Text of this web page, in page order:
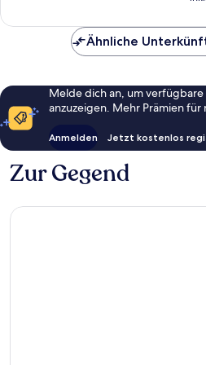
Ähnliche
Melde dich an, um
anzuzeigen. Mehr Prämien
Anmelden Jetzt kostenlos
Zur Gegend